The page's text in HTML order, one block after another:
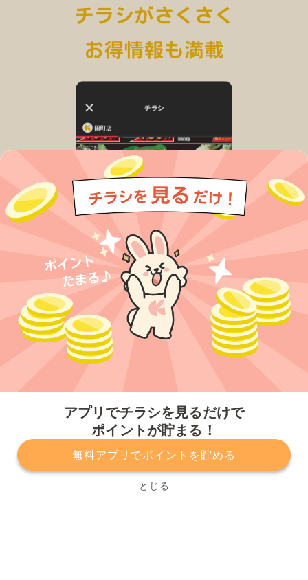
アプリでチラシを見るだけで
ポイントが貯まる！
無料アプリでポイントを貯める
とじる
プライバシーポリシー 利用規約
運営会社
サービスに関してのお問い合わせ